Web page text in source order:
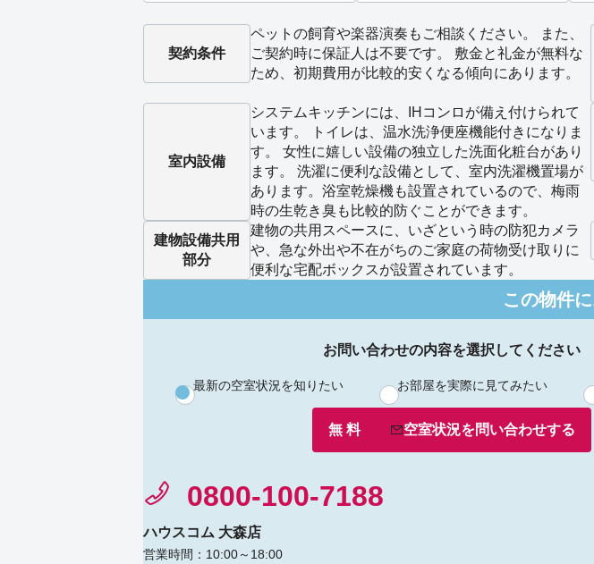
契約条件
ペットの飼育や楽器演奏もご相談ください。 また、
ご契約時に保証人は不要です。 敷金と礼金が無料な
ため、初期費用が比較的安くなる傾向にあります。
室内設備
システムキッチンには、IHコンロが備え付けられて
います。 トイレは、温水洗浄便座機能付きになりま
す。 女性に嬉しい設備の独立した洗面化粧台があり
ます。 洗濯に便利な設備として、室内洗濯機置場が
あります。浴室乾燥機も設置されているので、梅雨
時の生乾き臭も比較的防ぐことができます。
建物設備共用
部分
建物の共用スペースに、いざという時の防犯カメラ
や、急な外出や不在がちのご家庭の荷物受け取りに
便利な宅配ボックスが設置されています。
この物件
お問い合わせの内容を選択してください
最新の空室状況を知りたい お部屋を実際に見てみたい
無 料 空室状況を問い合わせする
0800-100-7188
ハウスコム 大森店
営業時間：10:00～18:00